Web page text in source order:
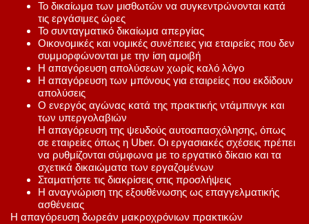
Το δικαίωμα των μισθωτών να συγκεντρώνονται κατά
τις εργάσιμες ώρες
Το συνταγματικό δικαίωμα απεργίας
Οικονομικές και νομικές συνέπειες για εταιρείες που δεν
συμμορφώνονται με την ίση αμοιβή
Η απαγόρευση απολύσεων χωρίς καλό λόγο
Η απαγόρευση των μπόνους για εταιρείες που εκδίδουν
απολύσεις
Ο ενεργός αγώνας κατά της πρακτικής ντάμπινγκ και
των υπεργολαβιών
Η απαγόρευση της ψευδούς αυτοαπασχόλησης, όπως
σε εταιρείες όπως η Uber. Οι εργασιακές σχέσεις πρέπει
να ρυθμίζονται σύμφωνα με το εργατικό δίκαιο και τα
σχετικά δικαιώματα των εργαζομένων
Σταματήστε τις διακρίσεις στις προσλήψεις
Η αναγνώριση της εξουθένωσης ως επαγγελματικής
ασθένειας
Η απαγόρευση δωρεάν μακροχρόνιων πρακτικών